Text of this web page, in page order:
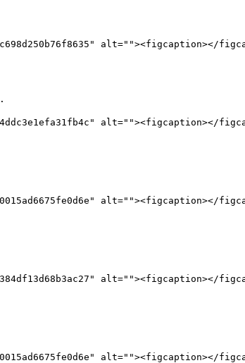
alt=""><figcaption></
alt=""><figcaption></
alt=""><figcaption></
alt=""><figcaption></
alt=""><figcaption></